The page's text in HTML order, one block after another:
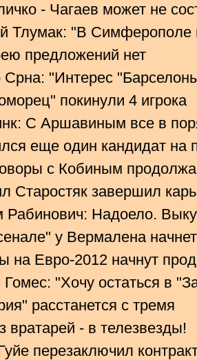
- Чагаев может не
Тлумак: "В Симферополе
предложений нет
"Интерес
покинули 4 игрока
С Аршавиным все в
еще один кандидат на
с Кобиным
Старостяк завершил
Рабинович: Надоело.
у Вермалена
на Евро-2012 начнут
"Хочу остаться в
расстанется с тремя
вратарей - в телезвезды!
перезаключил